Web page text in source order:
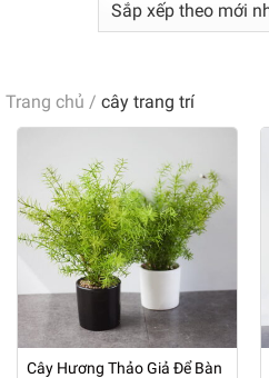
Trang chủ / cây trang trí
Cây Hương Thảo Giả Để Bàn